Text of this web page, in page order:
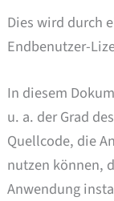
Dies wird durch
Endbenutzer-
In diesem
u. a. der Grad
Quellcode, die
nutzen können,
Anwendung